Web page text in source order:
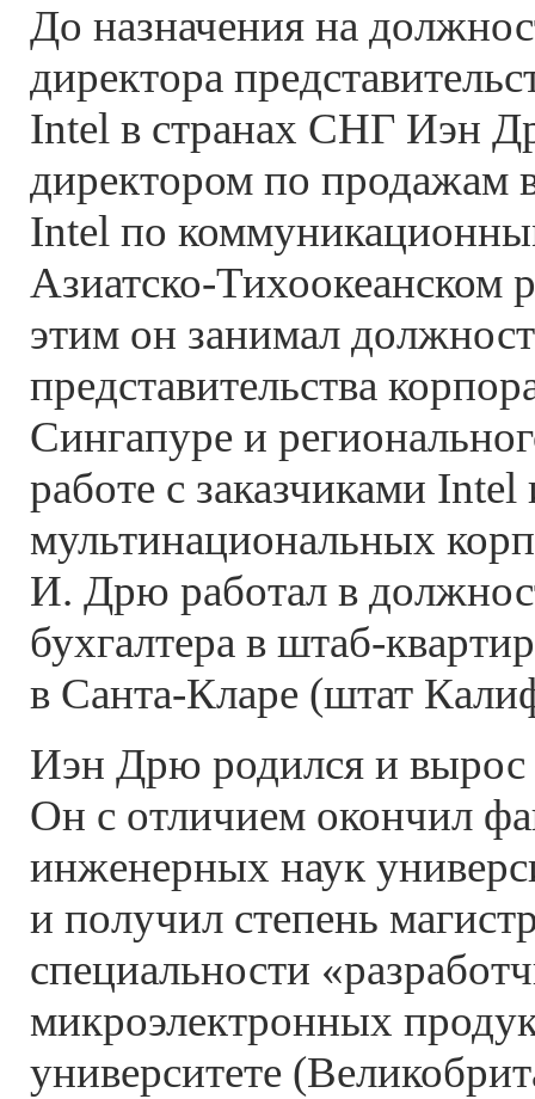
До назначения на
директора
Intel в странах СНГ Иэн
директором по продажам
Intel по
Азиатско-Тихоокеанском
этим он занимал
представительства
Сингапуре и
работе с заказчиками Intel
мультинациональных
И. Дрю работал в
бухгалтера в штаб-
в Санта-Кларе (штат
Иэн Дрю родился и вырос
Он с отличием окончил
инженерных наук
и получил степень
специальности
микроэлектронных
университете